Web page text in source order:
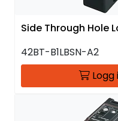
Side Through Hole
42BT-B1LBSN-A2